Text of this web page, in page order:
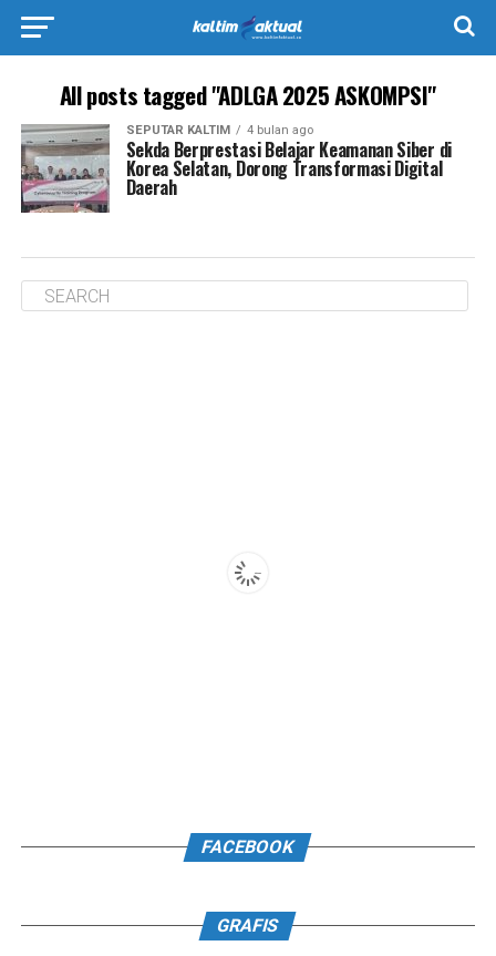
All posts tagged "ADLGA 2025 ASKOMPSI"
SEPUTAR KALTIM 4 bulan ago
Sekda Berprestasi Belajar Keamanan Siber di
Korea Selatan, Dorong Transformasi Digital
Daerah
FACEBOOK
GRAFIS